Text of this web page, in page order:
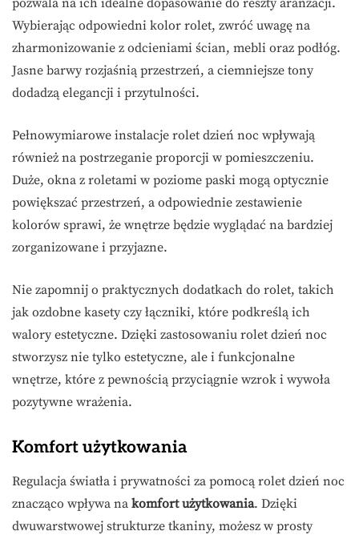
Wybierając odpowiedni kolor rolet, zwróć uwagę na
zharmonizowanie z odcieniami ścian, mebli oraz podłóg.
Jasne barwy rozjaśnią przestrzeń, a ciemniejsze tony
dodadzą elegancji i przytulności.
Pełnowymiarowe instalacje rolet dzień noc wpływają
również na postrzeganie proporcji w pomieszczeniu.
Duże, okna z roletami w poziome paski mogą optycznie
powiększać przestrzeń, a odpowiednie zestawienie
kolorów sprawi, że wnętrze będzie wyglądać na bardziej
zorganizowane i przyjazne.
Nie zapomnij o praktycznych dodatkach do rolet, takich
jak ozdobne kasety czy łączniki, które podkreślą ich
walory estetyczne. Dzięki zastosowaniu rolet dzień noc
stworzysz nie tylko estetyczne, ale i funkcjonalne
wnętrze, które z pewnością przyciągnie wzrok i wywoła
pozytywne wrażenia.
Komfort użytkowania
Regulacja światła i prywatności za pomocą rolet dzień noc
znacząco wpływa na komfort użytkowania. Dzięki
dwuwarstwowej strukturze tkaniny, możesz w prosty